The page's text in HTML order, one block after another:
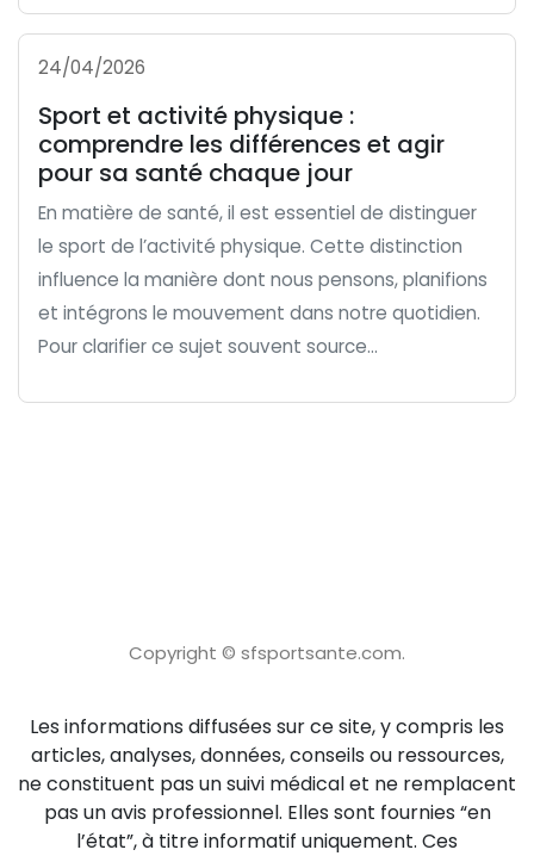
24/04/2026
Sport et activité physique :
comprendre les différences et agir
pour sa santé chaque jour
En matière de santé, il est essentiel de distinguer
le sport de l’activité physique. Cette distinction
influence la manière dont nous pensons, planifions
et intégrons le mouvement dans notre quotidien.
Pour clarifier ce sujet souvent source...
Copyright © sfsportsante.com.
Les informations diffusées sur ce site, y compris les
articles, analyses, données, conseils ou ressources,
ne constituent pas un suivi médical et ne remplacent
pas un avis professionnel. Elles sont fournies “en
l’état”, à titre informatif uniquement. Ces